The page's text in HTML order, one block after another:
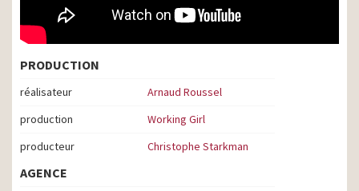
PRODUCTION
réalisateur
Arnaud Roussel
production
Working Girl
producteur
Christophe Starkman
AGENCE